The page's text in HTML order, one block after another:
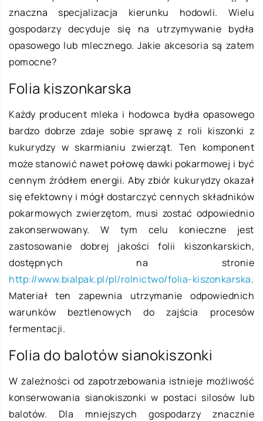
znaczna specjalizacja kierunku hodowli. Wielu
gospodarzy decyduje się na utrzymywanie bydła
opasowego lub mlecznego. Jakie akcesoria są zatem
pomocne?
Folia kiszonkarska
Każdy producent mleka i hodowca bydła opasowego
bardzo dobrze zdaje sobie sprawę z roli kiszonki z
kukurydzy w skarmianiu zwierząt. Ten komponent
może stanowić nawet połowę dawki pokarmowej i być
cennym źródłem energii. Aby zbiór kukurydzy okazał
się efektowny i mógł dostarczyć cennych składników
pokarmowych zwierzętom, musi zostać odpowiednio
zakonserwowany. W tym celu konieczne jest
zastosowanie dobrej jakości folii kiszonkarskich,
dostępnych na stronie
http://www.bialpak.pl/pl/rolnictwo/folia-kiszonkarska.
Materiał ten zapewnia utrzymanie odpowiednich
warunków beztlenowych do zajścia procesów
fermentacji.
Folia do balotów sianokiszonki
W zależności od zapotrzebowania istnieje możliwość
konserwowania sianokiszonki w postaci silosów lub
balotów. Dla mniejszych gospodarzy znacznie